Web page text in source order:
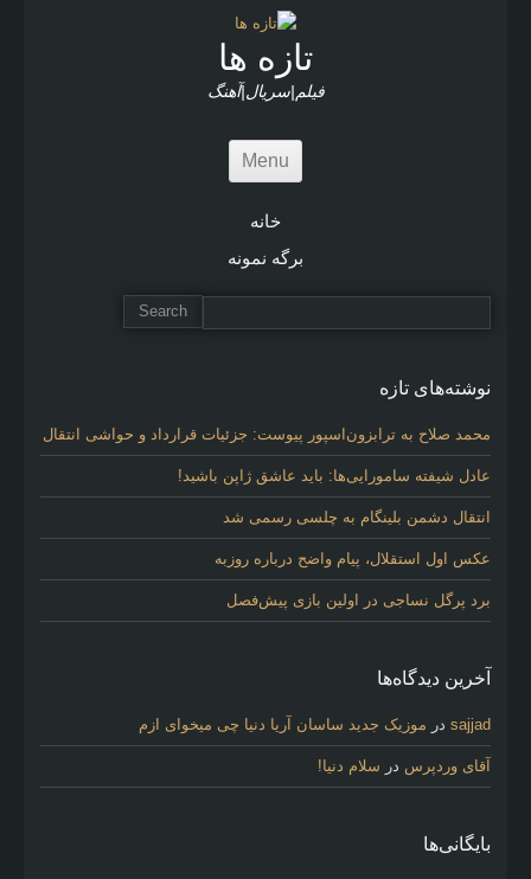
تازه ها
فیلم|سریال|آهنگ
Menu
خانه
برگه نمونه
نوشته‌های تازه
محمد صلاح به ترابزون‌اسپور پیوست: جزئیات قرارداد و حواشی انتقال
عادل شیفته سامورایی‌ها: باید عاشق ژاپن باشید!
انتقال دشمن بلینگام به چلسی رسمی شد
عکس اول استقلال، پیام واضح درباره روزبه
برد پرگل نساجی در اولین بازی پیش‌فصل
آخرین دیدگاه‌ها
sajjad در موزیک جدید ساسان آریا دنیا چی میخوای ازم
آقای وردپرس در سلام دنیا!
بایگانی‌ها